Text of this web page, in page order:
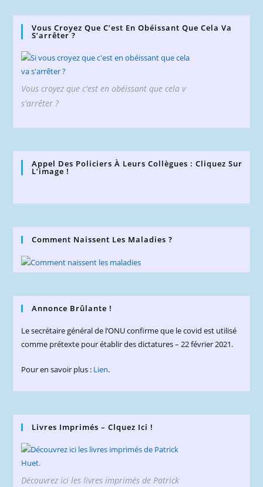
Vous Croyez Que C’est En Obéissant Que Cela Va
S’arrêter ?
Vous croyez que c'est en obéissant que cela v
s'arrêter ?
Appel Des Policiers À Leurs Collègues : Cliquez Sur
L’image !
Comment Naissent Les Maladies ?
Annonce Brûlante !
Le secrétaire général de l’ONU confirme que le covid est utilisé
comme prétexte pour établir des dictatures – 22 février 2021.
Pour en savoir plus : Lien.
Livres Imprimés – Clquez Ici !
Découvrez ici les livres imprimés de Patrick